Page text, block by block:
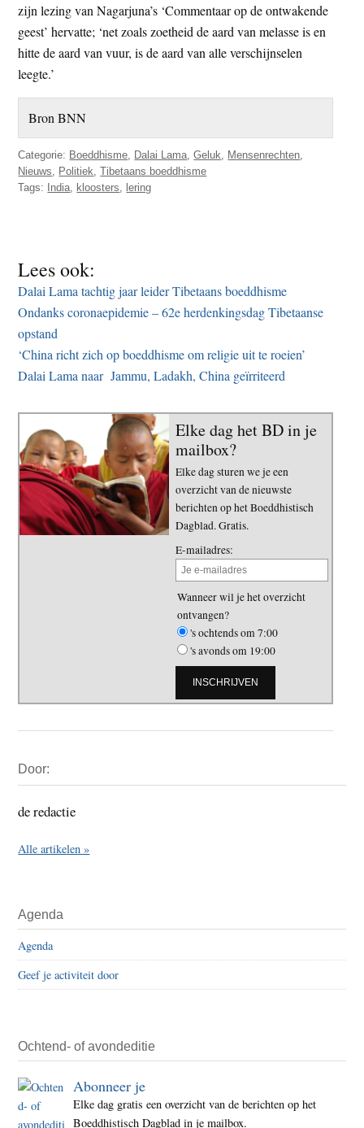
zijn lezing van Nagarjuna’s ‘Commentaar op de ontwakende
geest’ hervatte; ‘net zoals zoetheid de aard van melasse is en
hitte de aard van vuur, is de aard van alle verschijnselen
leegte.’
Bron BNN
Categorie: Boeddhisme, Dalai Lama,Geluk, Mensenrechten,
Nieuws, Politiek,Tibetaans boeddhisme
Tags:
India, kloosters, lering
Lees ook:
Dalai Lama tachtig jaar leider Tibetaans boeddhisme
Ondanks coronaepidemie – 62e herdenkingsdag Tibetaanse
opstand
‘China richt zich op boeddhisme om religie uit te roeien’
Dalai Lama naar Jammu, Ladakh, China geïrriteerd
Elke dag het BD in je
mailbox?
Elke dag sturen we je een
overzicht van de nieuwste
berichten op het Boeddhistisch
Dagblad. Gratis.
E-mailadres:
Wanneer wil je het overzicht
ontvangen?
's ochtends om 7:00
's avonds om 19:00
Sidebar
Door:
de redactie
Alle artikelen »
Agenda
Agenda
Geef je activiteit door
Ochtend- of avondeditie
Abonneer je
Elke dag gratis een overzicht van de berichten op het
Boeddhistisch Dagblad in je mailbox.